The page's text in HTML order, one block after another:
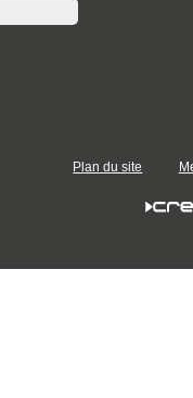
Plan du site